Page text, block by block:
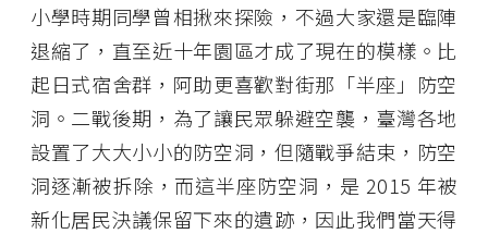
小學時期同學曾相揪來探險，不過大家還是臨陣
退縮了，直至近十年園區才成了現在的模樣。比
起日式宿舍群，阿助更喜歡對街那「半座」防空
洞。二戰後期，為了讓民眾躲避空襲，臺灣各地
設置了大大小小的防空洞，但隨戰爭結束，防空
洞逐漸被拆除，而這半座防空洞，是 2015 年被
新化居民決議保留下來的遺跡，因此我們當天得